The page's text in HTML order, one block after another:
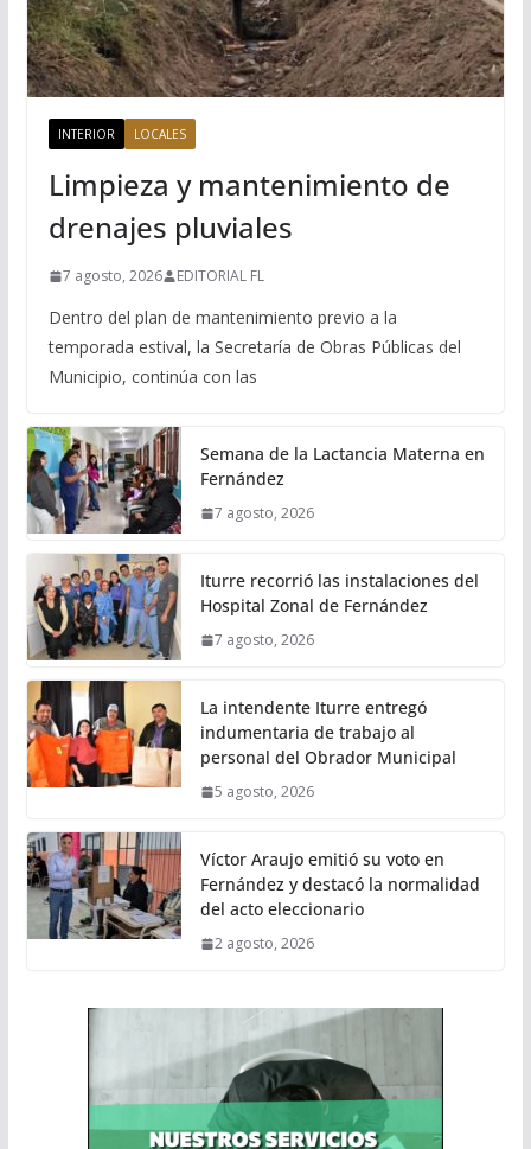
INTERIOR LOCALES
Limpieza y mantenimiento de
drenajes pluviales
7 agosto, 2026 EDITORIAL FL
Dentro del plan de mantenimiento previo a la
temporada estival, la Secretaría de Obras Públicas del
Municipio, continúa con las
Semana de la Lactancia Materna en
Fernández
7 agosto, 2026
Iturre recorrió las instalaciones del
Hospital Zonal de Fernández
7 agosto, 2026
La intendente Iturre entregó
indumentaria de trabajo al
personal del Obrador Municipal
5 agosto, 2026
Víctor Araujo emitió su voto en
Fernández y destacó la normalidad
del acto eleccionario
2 agosto, 2026